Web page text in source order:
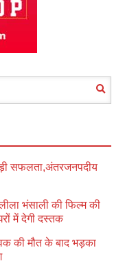
सफलता,अंतरजनपदीय
भंसाली की फिल्म की
में देगी दस्तक
की मौत के बाद भड़का